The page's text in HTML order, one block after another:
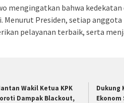
mengingatkan bahwa
Menurut Presiden, setiap
pelayanan terbaik, serta
Wakil Ketua KPK
Dampak Blackout,
Dukung
Ekonom